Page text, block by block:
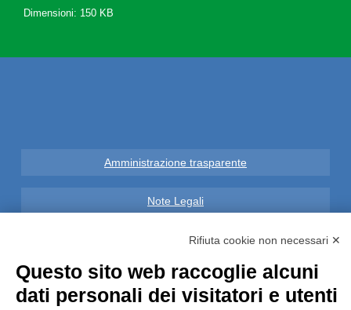
Dimensioni: 150 KB
Amministrazione trasparente
Note Legali
Privacy
Informative GDPR (679/2016)
Rifiuta cookie non necessari ✕
Questo sito web raccoglie alcuni
dati personali dei visitatori e utenti